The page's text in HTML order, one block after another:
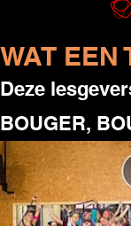
WAT EEN
Deze
BOUGER,